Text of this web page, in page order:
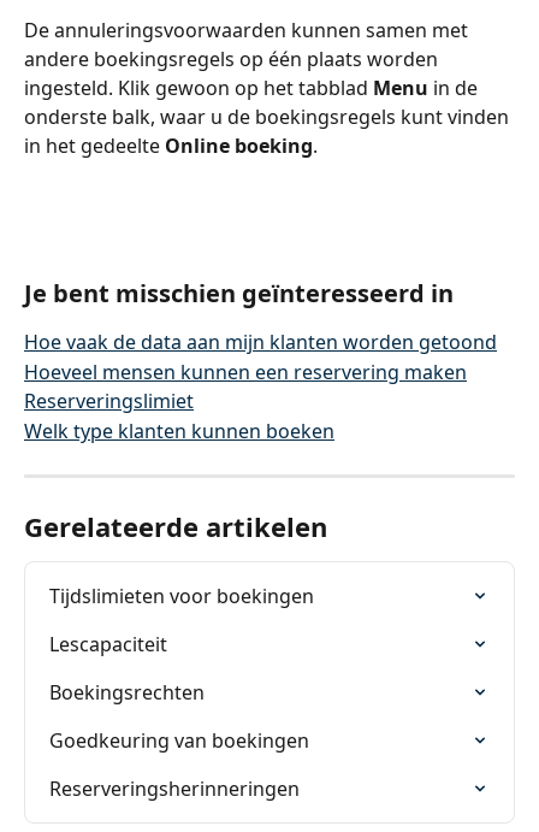
De annuleringsvoorwaarden kunnen samen met
andere boekingsregels op één plaats worden
ingesteld. Klik gewoon op het tabblad Menu in de
onderste balk, waar u de boekingsregels kunt vinden
in het gedeelte Online boeking.
Je bent misschien geïnteresseerd in
Hoe vaak de data aan mijn klanten worden getoond
Hoeveel mensen kunnen een reservering maken
Reserveringslimiet
Welk type klanten kunnen boeken
Gerelateerde artikelen
Tijdslimieten voor boekingen
Lescapaciteit
Boekingsrechten
Goedkeuring van boekingen
Reserveringsherinneringen